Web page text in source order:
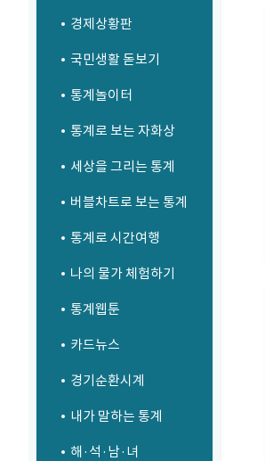
경제상황판
국민생활 돋보기
통계놀이터
통계로 보는 자화상
세상을 그리는 통계
버블차트로 보는 통계
통계로 시간여행
나의 물가 체험하기
통계웹툰
카드뉴스
경기순환시계
내가 말하는 통계
해·석·남·녀